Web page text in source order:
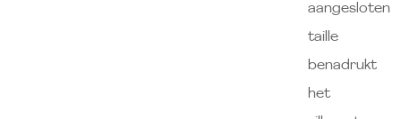
aangesloten
taille
benadrukt
het